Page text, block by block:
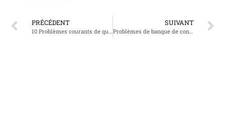
PRÉCÉDENT SUIVANT